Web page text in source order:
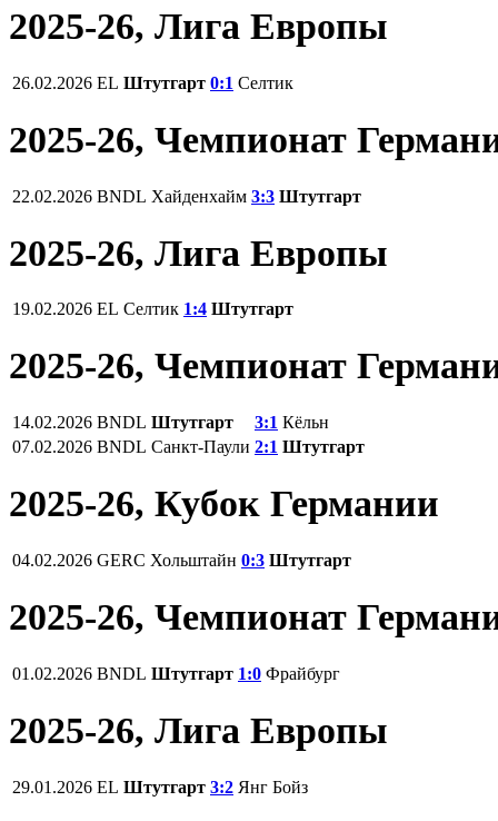
2025-26, Лига Европы
26.02.2026 EL Штутгарт 0:1 Селтик
2025-26, Чемпионат
22.02.2026 BNDL Хайденхайм 3:3 Штутгарт
2025-26, Лига Европы
19.02.2026 EL Селтик 1:4 Штутгарт
2025-26, Чемпионат
14.02.2026 BNDL Штутгарт 3:1 Кёльн
07.02.2026 BNDL Санкт-Паули 2:1 Штутгарт
2025-26, Кубок Германии
04.02.2026 GERC Хольштайн 0:3 Штутгарт
2025-26, Чемпионат
01.02.2026 BNDL Штутгарт 1:0 Фрайбург
2025-26, Лига Европы
29.01.2026 EL Штутгарт 3:2 Янг Бойз